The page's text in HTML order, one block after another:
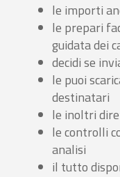
le importi
le prepari
guidata dei
decidi se
le puoi
destinatari
le inoltri
le controlli
analisi
il tutto